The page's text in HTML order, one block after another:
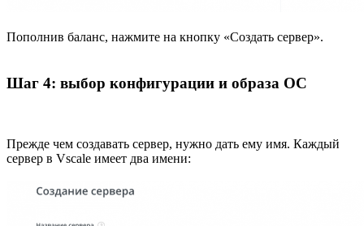
Пополнив баланс, нажмите на кнопку «Создать сервер».
Шаг 4: выбор конфигурации и образа ОС
Прежде чем создавать сервер, нужно дать ему имя. Каждый
сервер в Vscale имеет два имени: